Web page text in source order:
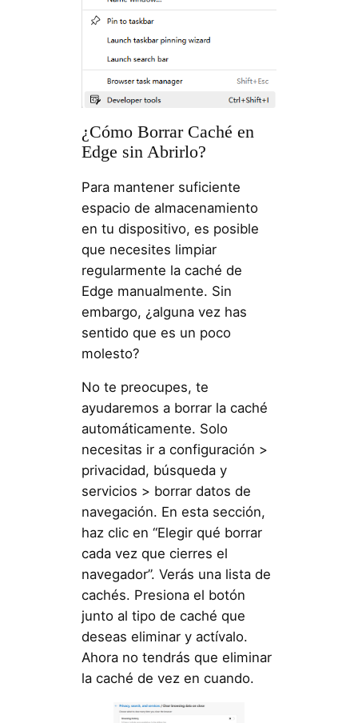
¿Cómo Borrar Caché en
Edge sin Abrirlo?
Para mantener suficiente
espacio de almacenamiento
en tu dispositivo, es posible
que necesites limpiar
regularmente la caché de
Edge manualmente. Sin
embargo, ¿alguna vez has
sentido que es un poco
molesto?
No te preocupes, te
ayudaremos a borrar la caché
automáticamente. Solo
necesitas ir a configuración >
privacidad, búsqueda y
servicios > borrar datos de
navegación. En esta sección,
haz clic en “Elegir qué borrar
cada vez que cierres el
navegador”. Verás una lista de
cachés. Presiona el botón
junto al tipo de caché que
deseas eliminar y actívalo.
Ahora no tendrás que eliminar
la caché de vez en cuando.